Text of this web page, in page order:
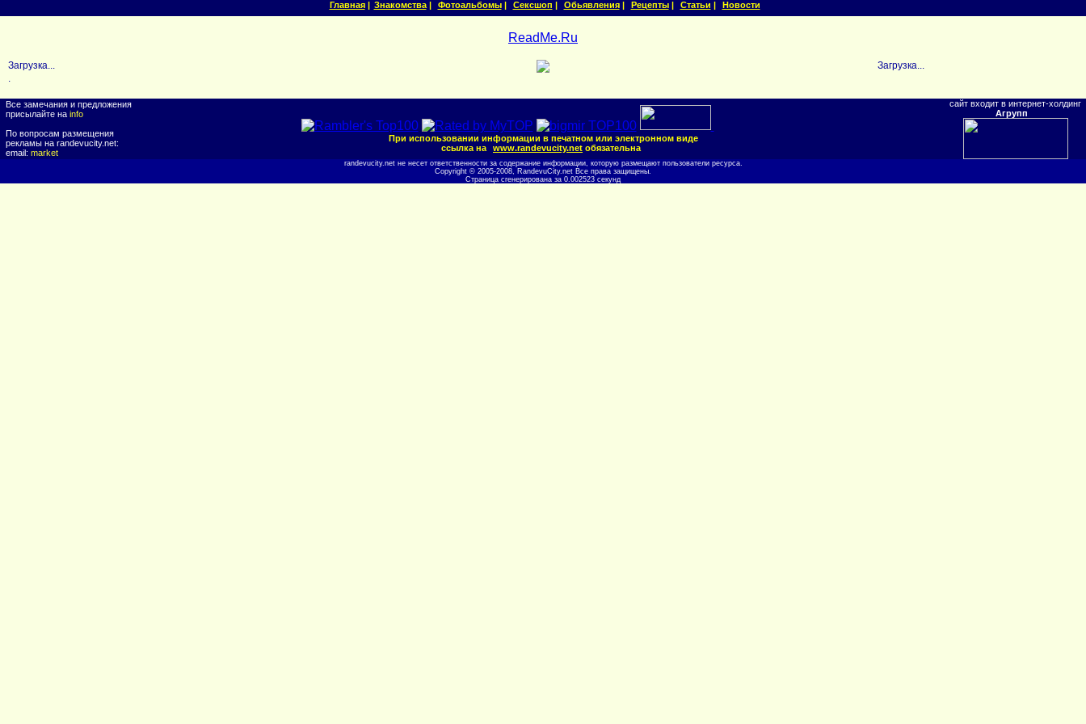
Главная| Знакомства| Фотоальбомы| Сексшоп | Обьявления| Рецепты| Статьи | Новости
ReadMe.Ru
Загрузка...
Загрузка...
.
Все замечания и предложения
присылайте на info
По вопросам размещения
рекламы на randevucity.net:
email: market
При использовании информации в печатном или электронном виде
ссылка на
www.randevucity.net обязательна
сайт входит в интернет-холдинг
Агрупп
randevucity.net не несет ответственности за содержание информации, которую размещают пользователи ресурса.
Copyright © 2005-2008, RandevuCity.net Все права защищены.
Страница сгенерирована за 0.002523 секунд